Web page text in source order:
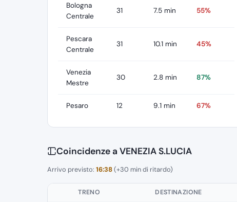
Bologna
Centrale
31 7.5 min 55%
Pescara
Centrale
31 10.1 min 45%
Venezia
Mestre
30 2.8 min 87%
Pesaro 12 9.1 min 67%
Coincidenze a VENEZIA S.LUCIA
Arrivo previsto: 16:38(+30 min di ritardo)
TRENO DESTINAZIONE